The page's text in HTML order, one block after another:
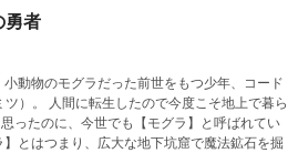
勇者
小動物のモグラだった前世をもつ少年、コード
）。 人間に転生したので今度こそ地上で暮ら
ったのに、今世でも【モグラ】と呼ばれてい
】とはつまり、広大な地下坑窟で魔法鉱石を掘